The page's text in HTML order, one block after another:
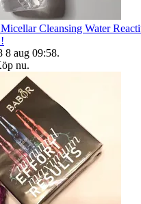
Cleansing Water
8 aug 09:58.
nu.